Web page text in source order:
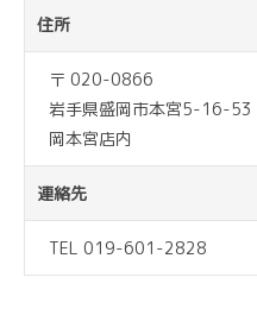
住所
〒 020-0866
岩手県盛岡市本宮5-16-
岡本宮店内
連絡先
TEL 019-601-2828